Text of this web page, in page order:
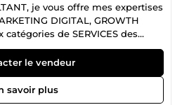
je vous offre mes expertises
DIGITAL, GROWTH
de réseaux social, je suis là pour
: Je vous
le vendeur
savoir plus